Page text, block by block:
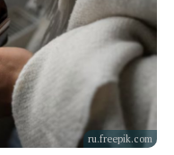
ru.freepik.com